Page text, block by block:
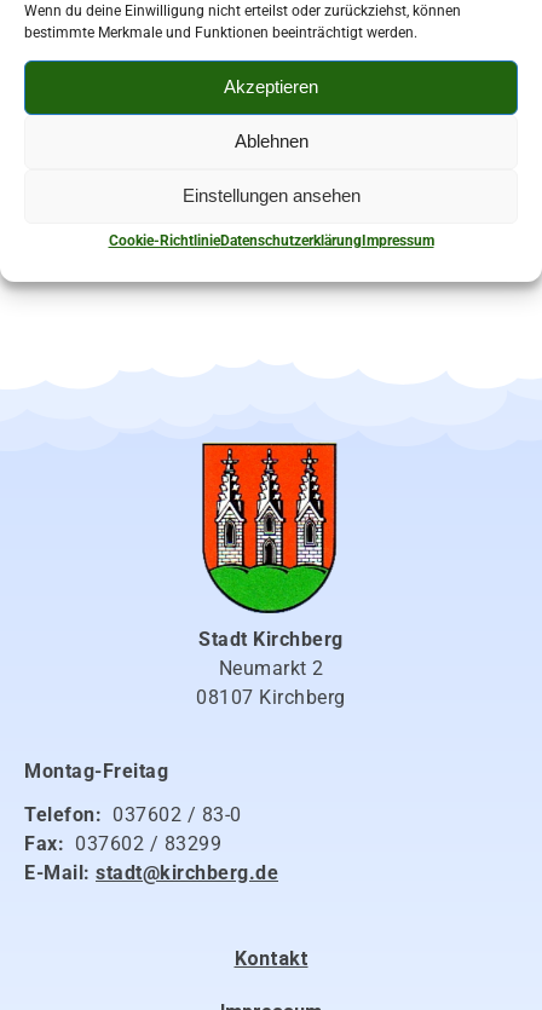
Wenn du deine Einwilligung nicht erteilst oder zurückziehst, können
bestimmte Merkmale und Funktionen beeinträchtigt werden.
Akzeptieren
Ablehnen
Einstellungen ansehen
Cookie-RichtlinieDatenschutzerklärungImpressum
037602/7193
Stadt Kirchberg
Neumarkt 2
08107 Kirchberg
Montag-Freitag
Telefon: 037602 / 83-0
Fax: 037602 / 83299
E-Mail: stadt@kirchberg.de
Kontakt